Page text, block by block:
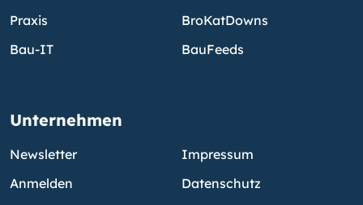
Praxis
Bau-IT
BroKatDowns
BauFeeds
Unternehmen
Newsletter
Anmelden
Impressum
Datenschutz